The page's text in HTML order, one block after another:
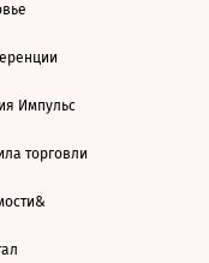
Импульс
торговли